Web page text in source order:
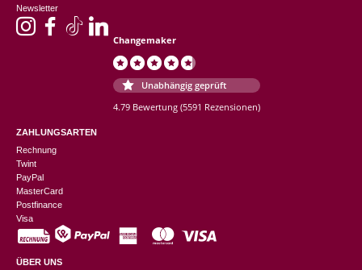
Newsletter
Changemaker
Unabhängig geprüft
4.79 Bewertung (5591 Rezensionen)
ZAHLUNGSARTEN
Rechnung
Twint
PayPal
MasterCard
Postfinance
Visa
ÜBER UNS